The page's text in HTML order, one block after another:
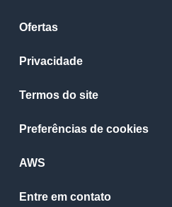
Ofertas
Privacidade
Termos do site
Preferências de cookies
AWS
Entre em contato